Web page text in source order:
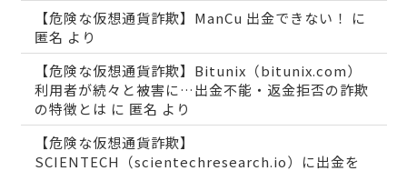
【危険な仮想通貨詐欺】ManCu 出金できない！
に
匿名 より
【危険な仮想通貨詐欺】Bitunix（bitunix.com）
利用者が続々と被害に…出金不能・返金拒否の詐欺
の特徴とは に 匿名 より
【危険な仮想通貨詐欺】
SCIENTECH（scientechresearch.io）に出金を